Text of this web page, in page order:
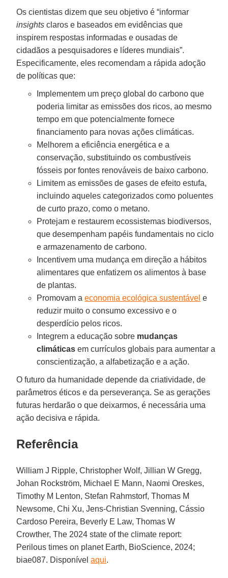
Os cientistas dizem que seu objetivo é “informar
insights claros e baseados em evidências que
inspirem respostas informadas e ousadas de
cidadãos a pesquisadores e líderes mundiais”.
Especificamente, eles recomendam a rápida adoção
de políticas que:
Implementem um preço global do carbono que
poderia limitar as emissões dos ricos, ao mesmo
tempo em que potencialmente fornece
financiamento para novas ações climáticas.
Melhorem a eficiência energética e a
conservação, substituindo os combustíveis
fósseis por fontes renováveis de baixo carbono.
Limitem as emissões de gases de efeito estufa,
incluindo aqueles categorizados como poluentes
de curto prazo, como o metano.
Protejam e restaurem ecossistemas biodiversos,
que desempenham papéis fundamentais no ciclo
e armazenamento de carbono.
Incentivem uma mudança em direção a hábitos
alimentares que enfatizem os alimentos à base
de plantas.
Promovam aeconomia ecológica sustentável e
reduzir muito o consumo excessivo e o
desperdício pelos ricos.
Integrem a educação sobre mudanças
climáticas em currículos globais para aumentar a
conscientização, a alfabetização e a ação.
O futuro da humanidade depende da criatividade, de
parâmetros éticos e da perseverança. Se as gerações
futuras herdarão o que deixarmos, é necessária uma
ação decisiva e rápida.
Referência
William J Ripple, Christopher Wolf, Jillian W Gregg,
Johan Rockström, Michael E Mann, Naomi Oreskes,
Timothy M Lenton, Stefan Rahmstorf, Thomas M
Newsome, Chi Xu, Jens-Christian Svenning, Cássio
Cardoso Pereira, Beverly E Law, Thomas W
Crowther, The 2024 state of the climate report:
Perilous times on planet Earth, BioScience, 2024;
biae087. Disponívelaqui.